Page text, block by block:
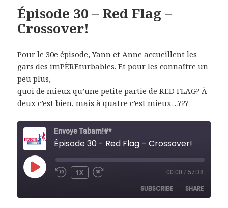
Épisode 30 – Red Flag –
Crossover!
Pour le 30e épisode, Yann et Anne accueillent les
gars des imPÈREturbables. Et pour les connaître un
peu plus,
quoi de mieux qu’une petite partie de RED FLAG? À
deux c’est bien, mais à quatre c’est mieux…???
Envoye Tabarn!#*
Épisode 30 - Red Flag – Crossover!
PLAY
EPISODE REWIND
1X
FAST
00:00 / 57:38
SUBSCRIBE SHARE